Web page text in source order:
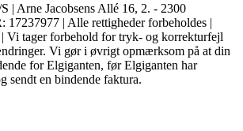
| Arne Jacobsens Allé 16, 2. - 2300
17237977 | Alle rettigheder forbeholdes |
Vi tager forbehold for tryk- og korrekturfejl
Vi gør i øvrigt opmærksom på at din
for Elgiganten, før Elgiganten har
sendt en bindende faktura.